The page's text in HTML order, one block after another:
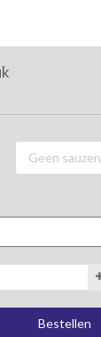
Geen sauzen